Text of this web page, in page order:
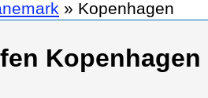
» Kopenhagen
Kopenhagen